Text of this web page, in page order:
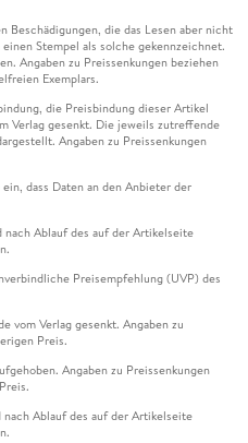
die das Lesen aber nicht
Stempel als solche gekennzeichnet.
Angaben zu Preissenkungen beziehen
Exemplars.
die Preisbindung dieser Artikel
Verlag gesenkt. Die jeweils zutreffende
Angaben zu Preissenkungen
dass Daten an den Anbieter der
Ablauf des auf der Artikelseite
Preisempfehlung (UVP) des
vom Verlag gesenkt. Angaben zu
Preis.
Angaben zu Preissenkungen
Ablauf des auf der Artikelseite